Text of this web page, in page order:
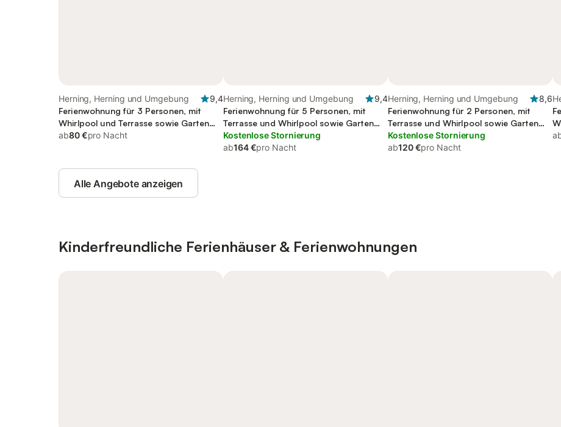
Herning, Herning und Umgebung
9,4
Ferienwohnung für 3 Personen, mit
Whirlpool und Terrasse sowie Garten
und Sauna
ab80 €pro Nacht
Herning, Herning und Umgebung
9,4
Ferienwohnung für 5 Personen, mit
Terrasse und Whirlpool sowie Garten
und Sauna
Kostenlose Stornierung
ab164 €pro Nacht
Herning, Herning und Umgebung
8,6
Ferienwohnung für 2 Personen, mit
Terrasse und Whirlpool sowie Garten
und Sauna
Kostenlose Stornierung
ab120 €pro Nacht
Alle Angebote anzeigen
Kinderfreundliche Ferienhäuser & Ferienwohnungen